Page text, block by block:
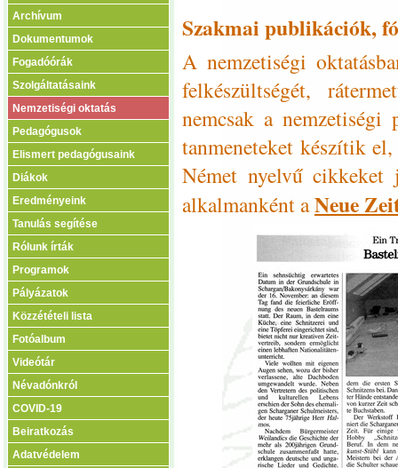
Archívum
Dokumentumok
Fogadóórák
Szolgáltatásaink
Nemzetiségi oktatás
Pedagógusok
Elismert pedagógusaink
Diákok
Eredményeink
Tanulás segítése
Rólunk írták
Programok
Pályázatok
Közzétételi lista
Fotóalbum
Videótár
Névadónkról
COVID-19
Beiratkozás
Adatvédelem
Szakmai publikációk,
A nemzetiségi
felkészültségét,
nemcsak a nemzetiségi
tanmeneteket készítik
Német nyelvű cikkeket
alkalmanként aNeue